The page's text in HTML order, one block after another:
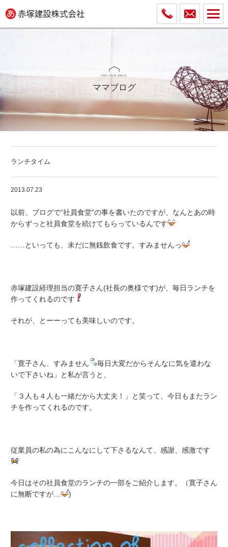
ママブログ
ランチタイム
2013.07.23
以前、ブログで“社員食堂”の事を書いたのですが、なんとあの時
からずっと社員食堂を続けてもらっているんです
……といっても、未だに無銭飲食です。すみませんっ
赤塚建設経理担当の寛子さん(社長の奥様です)が、毎日ランチを
作ってくれるのです
それが、とーーっても美味しいのです。
「寛子さん、すみません
毎日大変だからそんなに気を遣わな
いで下さいね」と私が言うと、
「３人も４人も一緒だから大丈夫！」と笑って、今日もまたラン
チを作ってくれるのです。
従業員の私の為にこんなにして下さるなんて、感謝、感激です
今日はその社員食堂のランチの一部をご紹介します。（寛子さん
に無断ですが…
)